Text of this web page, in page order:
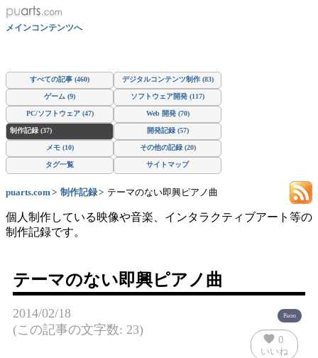
メインコンテンツへ
すべての記事 (460) デジタルコンテンツ制作 (83)
ゲーム (9) ソフトウェア開発 (117)
PC/ソフトウェア (47) Web 開発 (70)
制作記録 (37) 開発記録 (57)
メモ (10) その他の記録 (20)
タグ一覧 サイトマップ
puarts.com 制作記録 テーマのない即興ピアノ曲
個人制作している映像や音楽、インタラクティブアート等の
制作記録です。
テーマのない即興ピアノ曲
2014/02/18
(この記事の文字数: 23)
Piano
favorite 0
いいね